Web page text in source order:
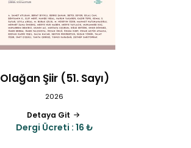
Olağan Şiir (51. Sayı)
2026
Detaya Git
Dergi Ücreti : 16 ₺